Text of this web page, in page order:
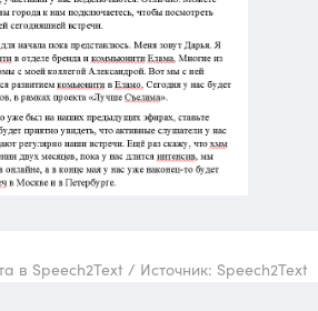
в Speech2Text / Источник: Speech2Text